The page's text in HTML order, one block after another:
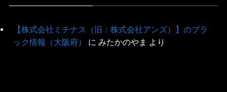
【株式会社ミチナス（旧：株式会社アンズ）】のブラ
ック情報（大阪府）
に みたかのやま より